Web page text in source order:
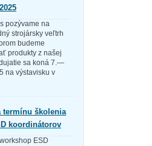
pozývame na
strojársky veľtrh
budeme
produkty z našej
sa koná 7.—
na výstavisku v
termínu školenia
koordinátorov
ESD